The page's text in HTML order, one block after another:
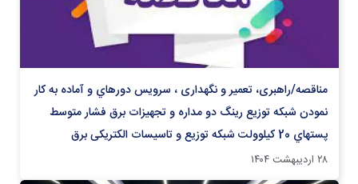
مناقصه/راهبری، تعمیر و نگهداری ، سرويس دوره‏اي و آماده به کار
نمودن شبکه توزیع رينگ دو مداره و تجهيزات برق فشار متوسط
پستهاي 20 كيلوولت شبکه توزیع و تاسیسات الکتریکی برق
۲۸ اردیبهشت ۱۴۰۴